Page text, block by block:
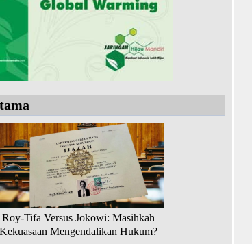
Roy-Tifa Versus Jokowi: Masihkah
Kekuasaan Mengendalikan Hukum?